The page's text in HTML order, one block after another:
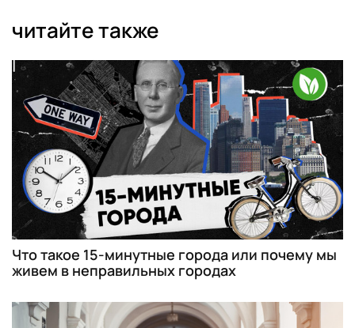
читайте также
Что такое 15-минутные города или почему мы
живем в неправильных городах